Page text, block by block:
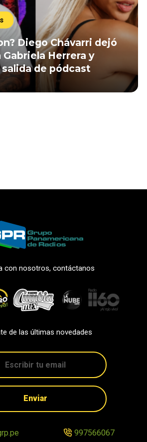
Diego Chávarri dejó
Herrera y
de pódcast
con nosotros, contáctanos
de las últimas novedades
Enviar
997566067